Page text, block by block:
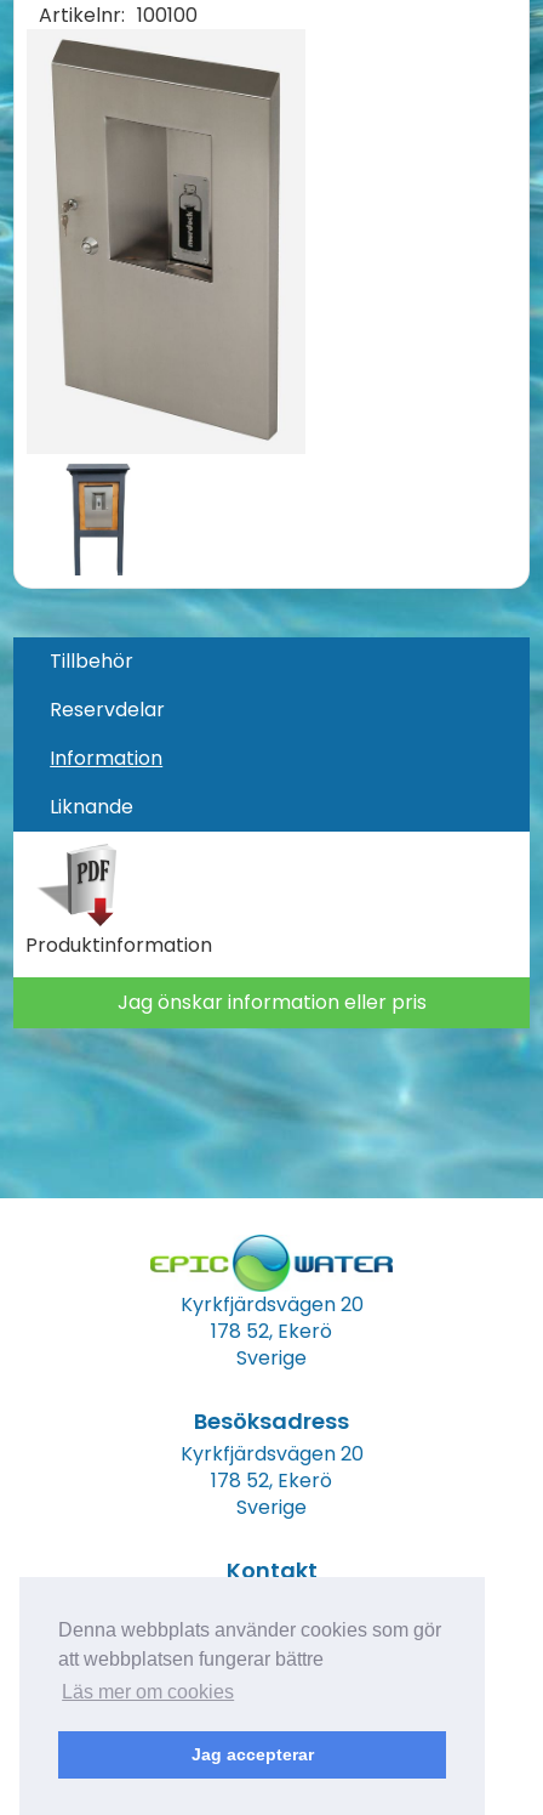
Denna webbplats använder cookies som gör
att webbplatsen fungerar bättre
Läs mer om cookies
Jag accepterar
Artikelnr: 100100
Tillbehör
Reservdelar
Information
Liknande
Produktinformation
Jag önskar information eller pris
Kyrkfjärdsvägen 20
178 52, Ekerö
Sverige
Besöksadress
Kyrkfjärdsvägen 20
178 52, Ekerö
Sverige
Kontakt
E-post:info@epicwater.se